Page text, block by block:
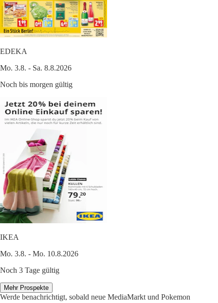
EDEKA
Mo. 3.8. - Sa. 8.8.2026
Noch bis morgen gültig
IKEA
Mo. 3.8. - Mo. 10.8.2026
Noch 3 Tage gültig
Mehr Prospekte
Werde benachrichtigt, sobald neue MediaMarkt und Pokemon